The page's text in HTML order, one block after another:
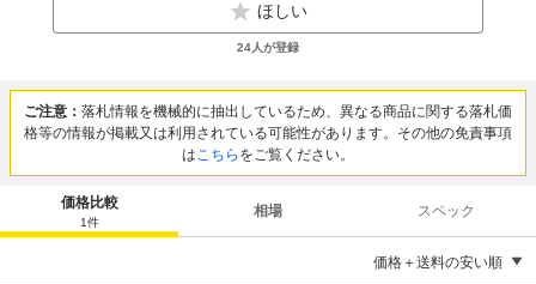
ほしい
24人が登録
ご注意： 落札情報を機械的に抽出しているため、異なる商品に関する落札価
格等の情報が掲載又は利用されている可能性があります。その他の免責事項
はこちら をご覧ください。
価格比較
1件
相場 スペック
価格＋送料の安い順